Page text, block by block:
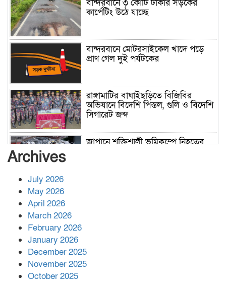
বান্দরবানে ৩ কোটি টাকার সড়কের
কার্পেটিং উঠে যাচ্ছে
বান্দরবানে মোটরসাইকেল খাদে পড়ে
প্রাণ গেল দুই পর্যটকের
রাঙ্গামাটির বাঘাইছড়িতে বিজিবির
অভিযানে বিদেশি পিস্তল, গুলি ও বিদেশি
সিগারেট জব্দ
জাপানে শক্তিশালী ভূমিকম্পে নিহতের
Archives
July 2026
May 2026
April 2026
March 2026
February 2026
January 2026
December 2025
November 2025
October 2025